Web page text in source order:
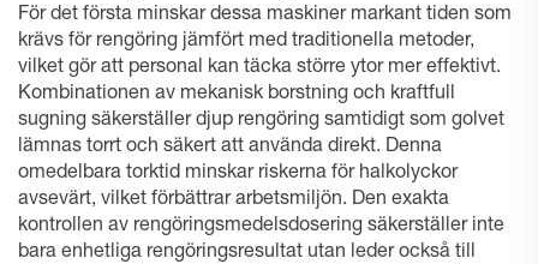
För det första minskar dessa maskiner markant tiden som
krävs för rengöring jämfört med traditionella metoder,
vilket gör att personal kan täcka större ytor mer effektivt.
Kombinationen av mekanisk borstning och kraftfull
sugning säkerställer djup rengöring samtidigt som golvet
lämnas torrt och säkert att använda direkt. Denna
omedelbara torktid minskar riskerna för halkolyckor
avsevärt, vilket förbättrar arbetsmiljön. Den exakta
kontrollen av rengöringsmedelsdosering säkerställer inte
bara enhetliga rengöringsresultat utan leder också till